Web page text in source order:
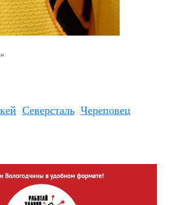
Северсталь Череповец